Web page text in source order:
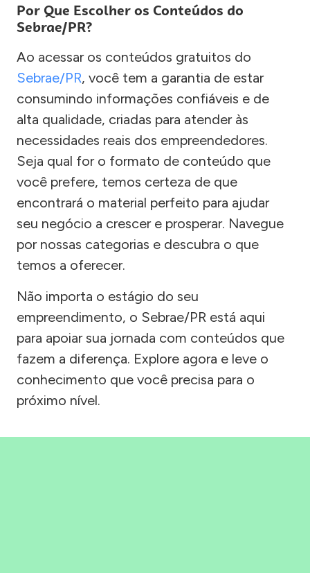
Por Que Escolher os Conteúdos do
Sebrae/PR?
Ao acessar os conteúdos gratuitos do
Sebrae/PR, você tem a garantia de estar
consumindo informações confiáveis e de
alta qualidade, criadas para atender às
necessidades reais dos empreendedores.
Seja qual for o formato de conteúdo que
você prefere, temos certeza de que
encontrará o material perfeito para ajudar
seu negócio a crescer e prosperar. Navegue
por nossas categorias e descubra o que
temos a oferecer.
Não importa o estágio do seu
empreendimento, o Sebrae/PR está aqui
para apoiar sua jornada com conteúdos que
fazem a diferença. Explore agora e leve o
conhecimento que você precisa para o
próximo nível.